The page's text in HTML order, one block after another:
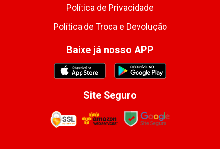
Política de Privacidade
Política de Troca e Devolução
Baixe já nosso APP
Site Seguro